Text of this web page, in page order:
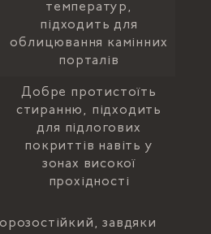
температур,
підходить для
облицювання камінних
порталів
Добре протистоїть
стиранню, підходить
для підлогових
покриттів навіть у
зонах високої
прохідності
завдяки